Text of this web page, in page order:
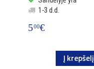
1-3 d.d.
500€
Į krepšelį